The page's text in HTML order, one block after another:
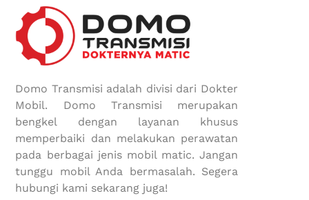
Domo Transmisi adalah divisi dari Dokter
Mobil. Domo Transmisi merupakan
bengkel dengan layanan khusus
memperbaiki dan melakukan perawatan
pada berbagai jenis mobil matic. Jangan
tunggu mobil Anda bermasalah. Segera
hubungi kami sekarang juga!